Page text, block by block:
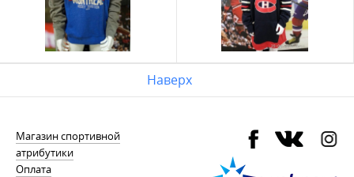
Наверх
Магазин спортивной
атрибутики
Оплата